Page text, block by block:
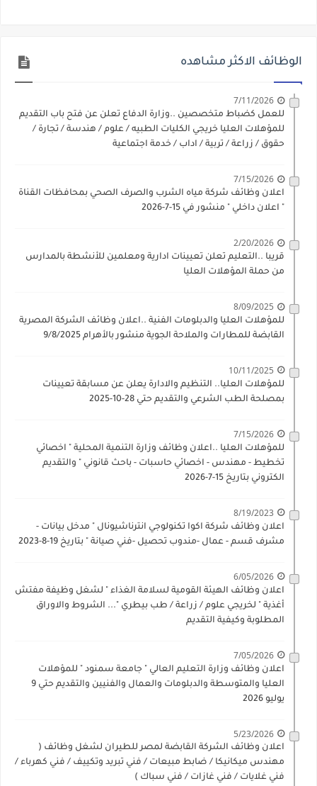
الوظائف الاكثر مشاهده
7/11/2026
للعمل كضباط متخصصين ..وزارة الدفاع تعلن عن فتح باب التقديم
للمؤهلات العليا خريجي الكليات الطبيه / علوم / هندسة / تجارة /
حقوق / زراعة / تربية / اداب / خدمة اجتماعية
7/15/2026
اعلان وظائف شركة مياه الشرب والصرف الصحي بمحافظات القناة
" اعلان داخلي " منشور في 15-7-2026
2/20/2026
قريبا ..التعليم تعلن تعيينات ادارية ومعلمين للأنشطة بالمدارس
من حملة المؤهلات العليا
8/09/2025
للمؤهلات العليا والدبلومات الفنية ..اعلان وظائف الشركة المصرية
القابضة للمطارات والملاحة الجوية منشور بالأهرام 9/8/2025
10/11/2025
للمؤهلات العليا.. التنظيم والادارة يعلن عن مسابقة تعيينات
بمصلحة الطب الشرعي والتقديم حتي 28-10-2025
7/15/2026
للمؤهلات العليا ..اعلان وظائف وزارة التنمية المحلية " اخصائي
تخطيط - مهندس - اخصائي حاسبات - باحث قانوني " والتقديم
الكتروني بتاريخ 15-7-2026
8/19/2023
اعلان وظائف شركة اكوا تكنولوجي انترناشيونال " مدخل بيانات -
مشرف قسم - عمال -مندوب تحصيل -فني صيانة " بتاريخ 19-8-2023
6/05/2026
اعلان وظائف الهيئة القومية لسلامة الغذاء " لشغل وظيفة مفتش
أغذية " لخريجي علوم / زراعة / طب بيطري "... الشروط والاوراق
المطلوبة وكيفية التقديم
7/05/2026
اعلان وظائف وزارة التعليم العالي " جامعة سمنود " للمؤهلات
العليا والمتوسطة والدبلومات والعمال والفنيين والتقديم حتي 9
يوليو 2026
5/23/2026
اعلان وظائف الشركة القابضة لمصر للطيران لشغل وظائف (
مهندس ميكانيكا / ضابط مبيعات / فني تبريد وتكييف / فني كهرباء /
فني غلايات / فني غازات / فني سباك )